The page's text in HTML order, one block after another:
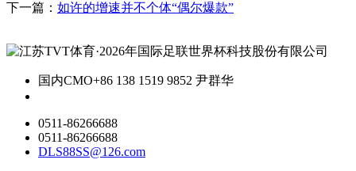
下一篇： 如许的增速并不个体“偶尔爆款”
国内CMO+86 138 1519 9852 尹群华
0511-86266688
0511-86266688
DLS88SS@126.com